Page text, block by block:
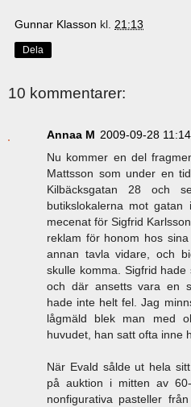
Gunnar Klasson kl. 21:13
Dela
10 kommentarer:
Annaa M 2009-09-28 11:14
Nu kommer en del
Mattsson som under en
Kilbäcksgatan 28 och
butikslokalerna mot
mecenat för Sigfrid
reklam för honom hos
annan tavla vidare, och
skulle komma. Sigfrid
och där ansetts vara en
hade inte helt fel. Jag
lågmäld blek man med
huvudet, han satt ofta inne
När Evald sålde ut hela
på auktion i mitten av
nonfigurativa pasteller